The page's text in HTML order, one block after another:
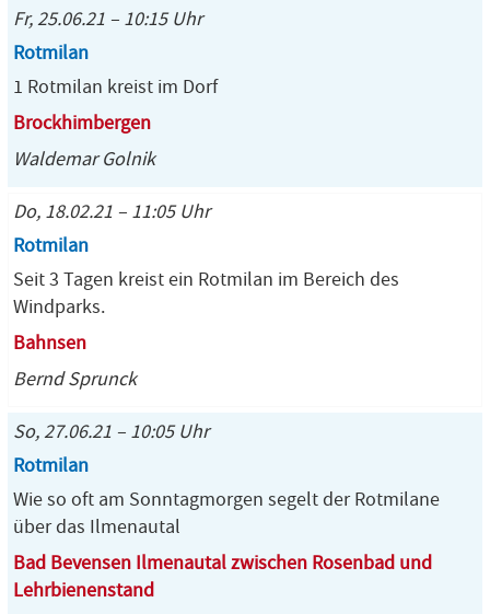
Fr, 25.06.21 – 10:15 Uhr
Rotmilan
1 Rotmilan kreist im Dorf
Brockhimbergen
Waldemar Golnik
Do, 18.02.21 – 11:05 Uhr
Rotmilan
Seit 3 Tagen kreist ein Rotmilan im Bereich des
Windparks.
Bahnsen
Bernd Sprunck
So, 27.06.21 – 10:05 Uhr
Rotmilan
Wie so oft am Sonntagmorgen segelt der Rotmilane
über das Ilmenautal
Bad Bevensen Ilmenautal zwischen Rosenbad und
Lehrbienenstand